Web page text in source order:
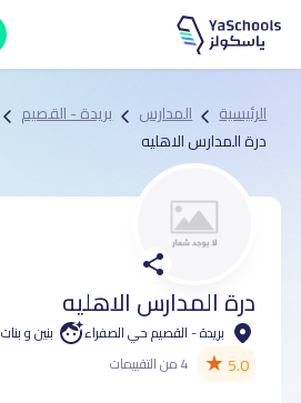
الرئيسية المدارس بريدة - القصيم
درة المدارس الاهليه
درة المدارس الاهليه
بريدة - القصيم حي الصفراء بنين و بنات
5.0
★ 4 من التقييمات